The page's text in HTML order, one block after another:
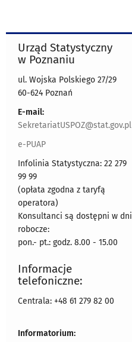
Urząd Statystyczny
w Poznaniu
ul. Wojska Polskiego 27/29
60-624 Poznań
E-mail:
SekretariatUSPOZ@stat.gov.pl
e-PUAP
Infolinia Statystyczna: 22 279
99 99
(opłata zgodna z taryfą
operatora)
Konsultanci są dostępni w dni
robocze:
pon.- pt.: godz. 8.00 - 15.00
Informacje
telefoniczne:
Centrala: +48 61 279 82 00
Informatorium: